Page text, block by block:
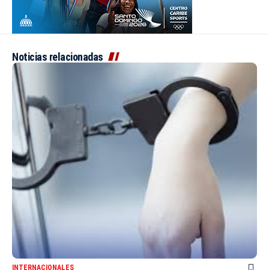
Noticias relacionadas
INTERNACIONALES